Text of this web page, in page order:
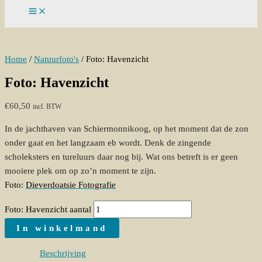
Home / Natuurfoto's / Foto: Havenzicht
Foto: Havenzicht
€60,50 incl. BTW
In de jachthaven van Schiermonnikoog, op het moment dat de zon
onder gaat en het langzaam eb wordt. Denk de zingende
scholeksters en tureluurs daar nog bij. Wat ons betreft is er geen
mooiere plek om op zo’n moment te zijn.
Foto: Dieverdoatsie Fotografie
Foto: Havenzicht aantal
In winkelmand
Beschrijving